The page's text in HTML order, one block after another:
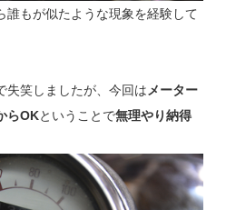
誰もが似たような現象を経験して
失笑しましたが、今回は メーター
らOKということで無理やり納得